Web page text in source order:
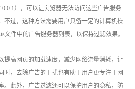
），可以让浏览器无法访问这些广告服务
不过，这种方法需要用户具备一定的计算机操
文件中的广告服务器列表，以保持过滤效果。
提高网页的加载速度，减少网络流量消耗，让
时，去除广告的干扰也有助于用户更专注于网
。此外，广告过滤还可以保护用户的隐私，防